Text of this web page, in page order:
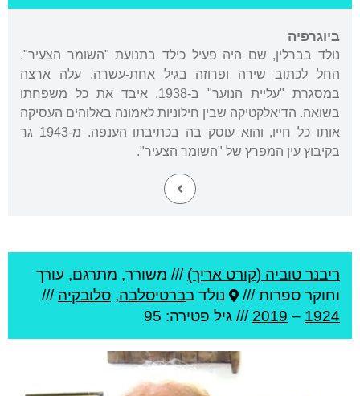
ביוגרפיה
נולד בברלין, שם היה פעיל כילד בתנועת "השומר הצעיר".
החל לכתוב שירה ופרוזה בגיל אחת-עשרה. עלה ארצה
במסגרת "עליית הנוער" ב-1938. איבד את כל משפחתו
בשואה. הדיאלקטיקה שבין חילוניות לאמונה באלוהים העסיקה
אותו כל חייו, והוא עוסק בה בכתיבתו הענפה. מ-1943 גר
בקיבוץ עין המפרץ של "השומר הצעיר".
ריבנר טוביה (קורט אריך) /// משורר, מתרגם, עורך
וחוקר ספרות ///
נולד בברטיסלבה, סלובקיה ///
1924
–
2019 /// גיל פטירה: 95